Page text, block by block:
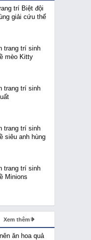
trí Biệt đội
giải cứu thế
trang trí sinh
mèo Kitty
trang trí sinh
trang trí sinh
siêu anh hùng
trang trí sinh
Minions
Xem thêm
ăn hoa quả